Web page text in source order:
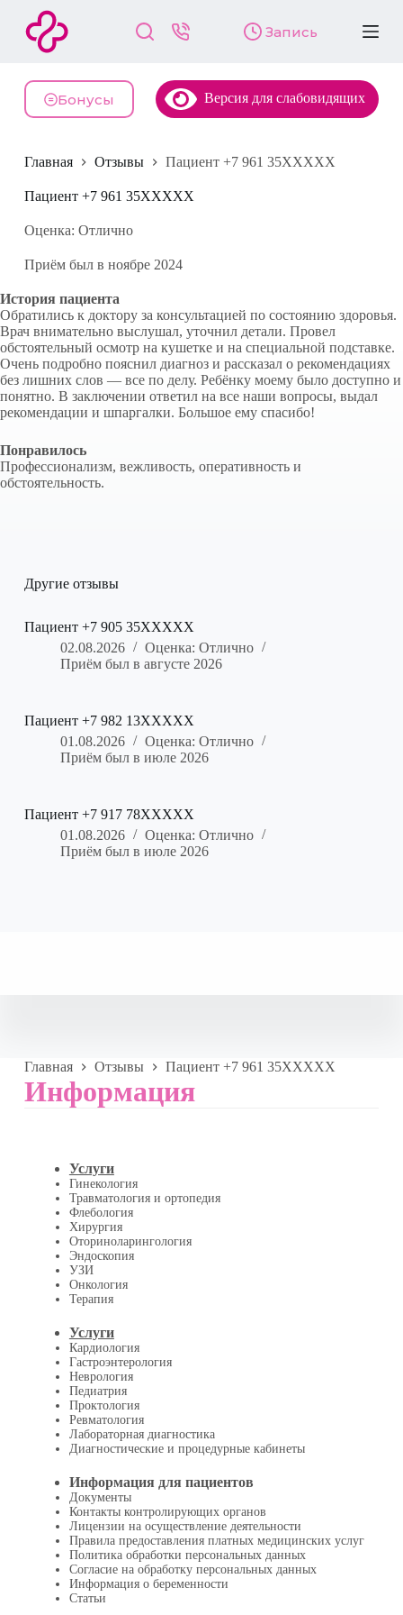
й
и
у
и
Запись
Бонусы Версия для слабовидящих
Главная Отзывы Пациент +7 961 35XXXXX
Пациент +7 961 35XXXXX
Оценка: Отлично
Приём был в ноябре 2024
История пациента
Обратились к доктору за консультацией по состоянию здоровья.
Врач внимательно выслушал, уточнил детали. Провел
обстоятельный осмотр на кушетке и на специальной подставке.
Очень подробно пояснил диагноз и рассказал о рекомендациях
без лишних слов — все по делу. Ребёнку моему было доступно и
понятно. В заключении ответил на все наши вопросы, выдал
рекомендации и шпаргалки. Большое ему спасибо!
Понравилось
Профессионализм, вежливость, оперативность и
обстоятельность.
Другие отзывы
Пациент +7 905 35XXXXX
02.08.2026
Оценка: Отлично
Приём был в августе 2026
Пациент +7 982 13XXXXX
01.08.2026
Оценка: Отлично
Приём был в июле 2026
Пациент +7 917 78XXXXX
01.08.2026
Оценка: Отлично
Приём был в июле 2026
Главная Отзывы Пациент +7 961 35XXXXX
Информация
Услуги
Гинекология
Травматология и ортопедия
Флебология
Хирургия
Оториноларингология
Эндоскопия
УЗИ
Онкология
Терапия
Услуги
Кардиология
Гастроэнтерология
Неврология
Педиатрия
Проктология
Ревматология
Лабораторная диагностика
Диагностические и процедурные кабинеты
Информация для пациентов
Документы
Контакты контролирующих органов
Лицензии на осуществление деятельности
Правила предоставления платных медицинских услуг
Политика обработки персональных данных
Согласие на обработку персональных данных
Информация о беременности
Статьи